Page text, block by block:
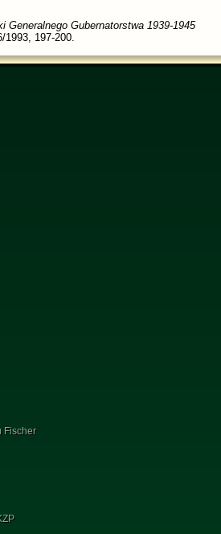
Generalnego Gubernatorstwa 1939-1945
1993, 197-200.
Fischer